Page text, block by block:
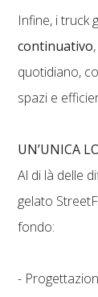
Infine, i truck
continuativo
quotidiano,
spazi e
UN’UNICA
Al di là delle
gelato
fondo:
-